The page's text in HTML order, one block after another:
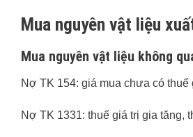
Mua nguyên vật liệu
Mua nguyên vật liệu không
Nợ TK 154: giá mua chưa có
Nợ TK 1331: thuế giá trị gia tăng,